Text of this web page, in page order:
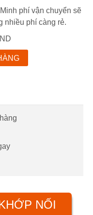
phí vận chuyển sẽ
nhiều phí càng rẻ.
NỐI